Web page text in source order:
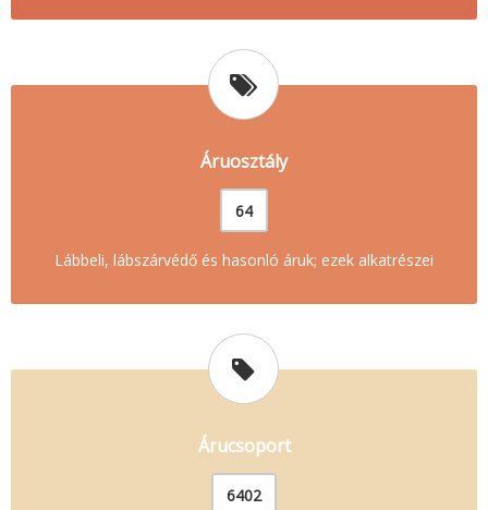
Áruosztály
64
Lábbeli, lábszárvédő és hasonló áruk; ezek alkatrészei
Árucsoport
6402